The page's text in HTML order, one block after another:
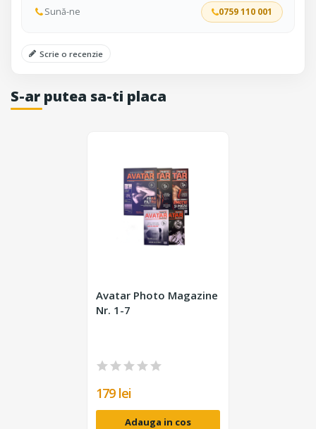
Sună-ne 0759 110 001
Scrie o recenzie
S-ar putea sa-ti placa
Avatar Photo Magazine
Nr. 1-7
179 lei
Adauga in cos